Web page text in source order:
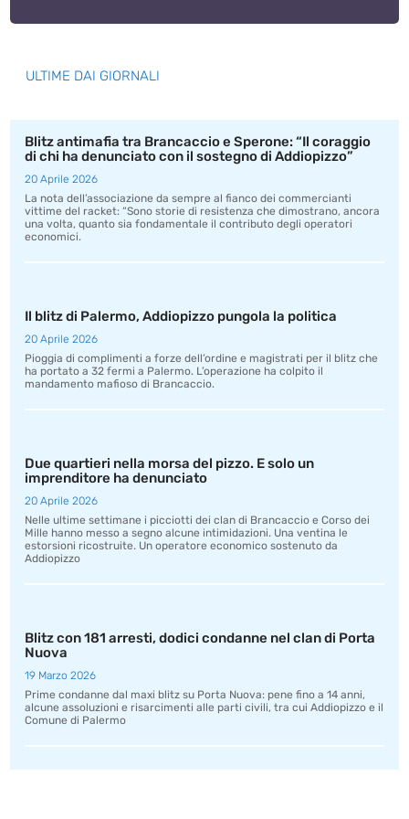
ULTIME DAI GIORNALI
Blitz antimafia tra Brancaccio e Sperone: “Il coraggio
di chi ha denunciato con il sostegno di Addiopizzo”
20 Aprile 2026
La nota dell’associazione da sempre al fianco dei commercianti
vittime del racket: “Sono storie di resistenza che dimostrano, ancora
una volta, quanto sia fondamentale il contributo degli operatori
economici.
Il blitz di Palermo, Addiopizzo pungola la politica
20 Aprile 2026
Pioggia di complimenti a forze dell’ordine e magistrati per il blitz che
ha portato a 32 fermi a Palermo. L’operazione ha colpito il
mandamento mafioso di Brancaccio.
Due quartieri nella morsa del pizzo. E solo un
imprenditore ha denunciato
20 Aprile 2026
Nelle ultime settimane i picciotti dei clan di Brancaccio e Corso dei
Mille hanno messo a segno alcune intimidazioni. Una ventina le
estorsioni ricostruite. Un operatore economico sostenuto da
Addiopizzo
Blitz con 181 arresti, dodici condanne nel clan di Porta
Nuova
19 Marzo 2026
Prime condanne dal maxi blitz su Porta Nuova: pene fino a 14 anni,
alcune assoluzioni e risarcimenti alle parti civili, tra cui Addiopizzo e il
Comune di Palermo